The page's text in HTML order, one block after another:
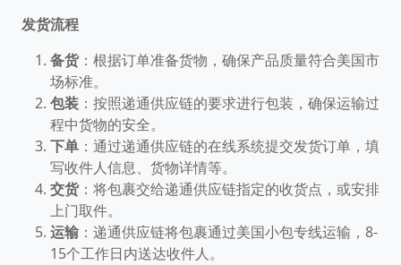
发货流程
备货：​根据订单准备货物，确保产品质量符合美国市
场标准。​
包装 ：​按照递通供应链的要求进行包装，确保运输过
程中货物的安全。​
下单 ：​通过递通供应链的在线系统提交发货订单，填
写收件人信息、货物详情等。​
交货：​将包裹交给递通供应链指定的收货点，或安排
上门取件。​
运输 ：​递通供应链将包裹通过美国小包专线运输，8-
15个工作日内送达收件人。​